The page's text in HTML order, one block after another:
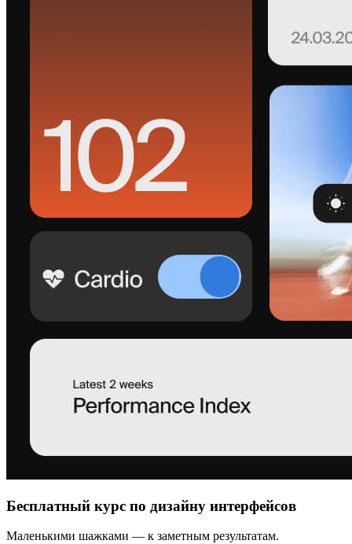
Бесплатный курс по дизайну интерфейсов
Маленькими шажками — к заметным результатам.